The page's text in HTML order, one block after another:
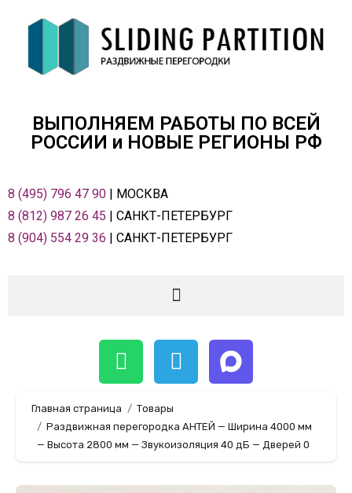
ВЫПОЛНЯЕМ РАБОТЫ ПО ВСЕЙ
РОСCИИ и НОВЫЕ РЕГИОНЫ РФ
8 (495) 796 47 90 | МОСКВА
8 (812) 987 26 45 | САНКТ-ПЕТЕРБУРГ
8 (904) 554 29 36 | САНКТ-ПЕТЕРБУРГ
Главная страница
Товары
Раздвижная перегородка АНТЕЙ — Ширина 4000 мм
— Высота 2800 мм — Звукоизоляция 40 дБ — Дверей 0